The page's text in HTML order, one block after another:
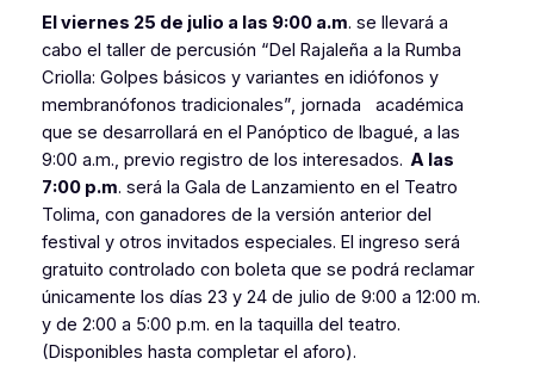
El viernes 25 de julio a las 9:00 a.m. se llevará a
cabo el taller de percusión “Del Rajaleña a la Rumba
Criolla: Golpes básicos y variantes en idiófonos y
membranófonos tradicionales”, jornada académica
que se desarrollará en el Panóptico de Ibagué, a las
9:00 a.m., previo registro de los interesados. A las
7:00 p.m. será la Gala de Lanzamiento en el Teatro
Tolima, con ganadores de la versión anterior del
festival y otros invitados especiales. El ingreso será
gratuito controlado con boleta que se podrá reclamar
únicamente los días 23 y 24 de julio de 9:00 a 12:00 m.
y de 2:00 a 5:00 p.m. en la taquilla del teatro.
(Disponibles hasta completar el aforo).